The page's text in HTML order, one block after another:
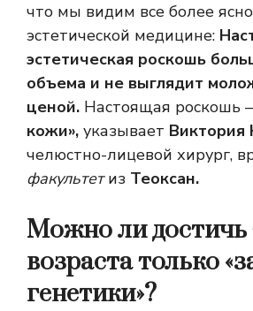
что мы видим все более
эстетической медицине:
эстетическая роскошь
объема и не выглядит
ценой. Настоящая роскошь
кожи», указывает Виктория
челюстно-лицевой хирург,
факультетиз Теоксан.
Можно ли достичь
возраста только
генетики»?